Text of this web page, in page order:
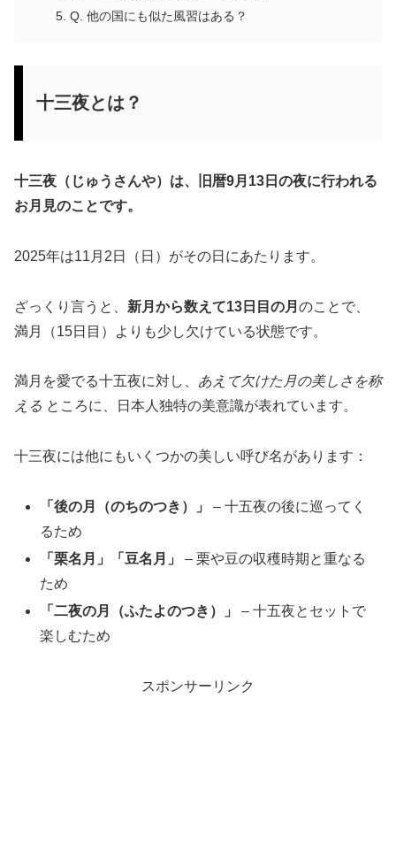
Q. 他の国にも似た風習はある？
十三夜とは？
十三夜（じゅうさんや）は、旧暦9月13日の夜に行われる
お月見のことです。
2025年は11月2日（日）がその日にあたります。
ざっくり言うと、 新月から数えて13日目の月 のことで、
満月（15日目）よりも少し欠けている状態です。
満月を愛でる十五夜に対し、 あえて欠けた月の美しさを称
える ところに、日本人独特の美意識が表れています。
十三夜には他にもいくつかの美しい呼び名があります：
「後の月（のちのつき）」
– 十五夜の後に巡ってく
るため
「栗名月」「豆名月」
– 栗や豆の収穫時期と重なる
ため
「二夜の月（ふたよのつき）」
– 十五夜とセットで
楽しむため
スポンサーリンク